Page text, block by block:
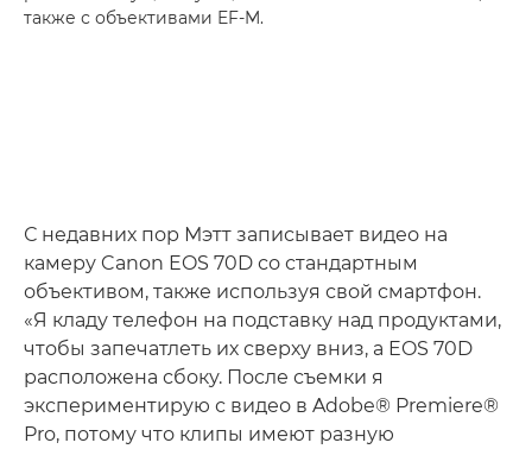
также с объективами EF-M.
С недавних пор Мэтт записывает видео на
камеру Canon EOS 70D со стандартным
объективом, также используя свой смартфон.
«Я кладу телефон на подставку над продуктами,
чтобы запечатлеть их сверху вниз, а EOS 70D
расположена сбоку. После съемки я
экспериментирую с видео в Adobe® Premiere®
Pro, потому что клипы имеют разную